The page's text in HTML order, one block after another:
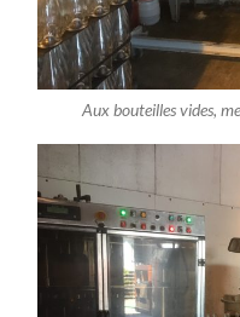
Aux bouteilles vides,